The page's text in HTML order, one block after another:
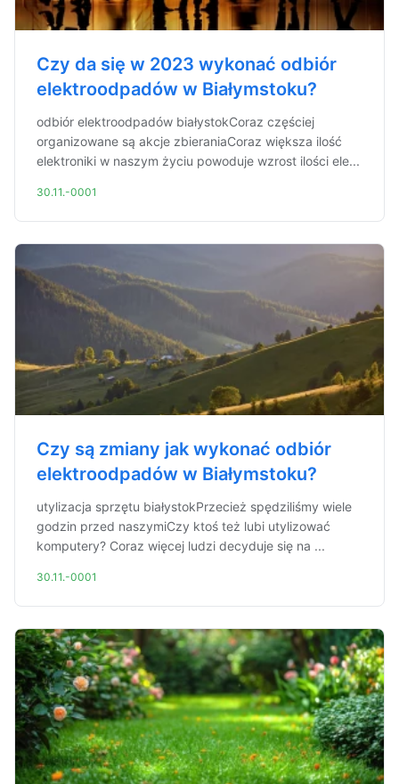
Czy da się w 2023 wykonać odbiór
elektroodpadów w Białymstoku?
odbiór elektroodpadów białystokCoraz częściej
organizowane są akcje zbieraniaCoraz większa ilość
elektroniki w naszym życiu powoduje wzrost ilości ele...
30.11.-0001
Czy są zmiany jak wykonać odbiór
elektroodpadów w Białymstoku?
utylizacja sprzętu białystokPrzecież spędziliśmy wiele
godzin przed naszymiCzy ktoś też lubi utylizować
komputery? Coraz więcej ludzi decyduje się na ...
30.11.-0001